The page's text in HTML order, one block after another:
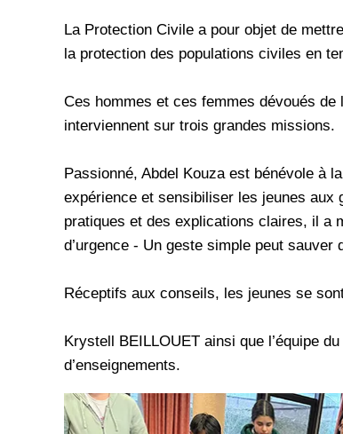
La Protection Civile a pour objet de
la protection des populations civiles en
Ces hommes et ces femmes dévoués
interviennent sur trois grandes missions.
Passionné, Abdel Kouza est bénévole à
expérience et sensibiliser les jeunes
pratiques et des explications claires, il a
d’urgence - Un geste simple peut
Réceptifs aux conseils, les jeunes se
Krystell BEILLOUET ainsi que l’équipe
d’enseignements.